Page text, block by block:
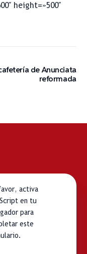
height=»500″
de Anunciata
reformada
activa
en tu
para
este